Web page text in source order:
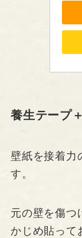
養生テープ
壁紙を接着力
す。
元の壁を傷つ
かじめ貼って